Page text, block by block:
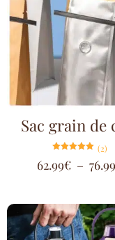
Sac grain de
5.00
sur 5
(2)
62.99€ – 76.99